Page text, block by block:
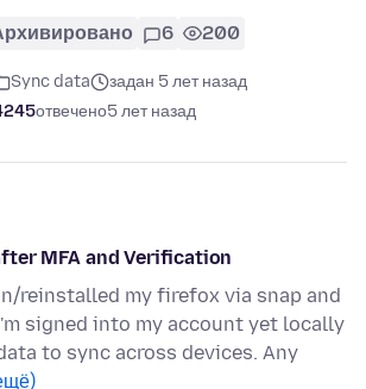
6 200
Sync data
задан 5 лет назад
отвечено5 лет назад
MFA and Verification
reinstalled my firefox via snap and
signed into my account yet locally
to sync across devices. Any